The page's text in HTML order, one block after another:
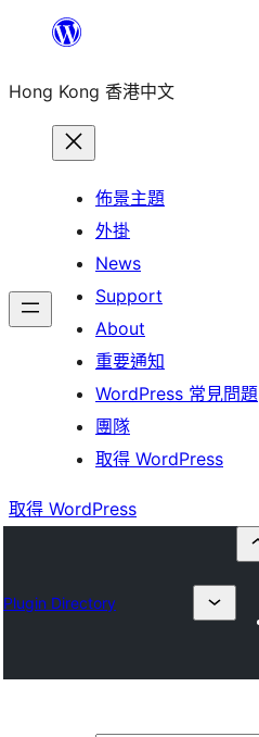
主
Hong Kong 香港中文
佈景主題
外掛
News
Support
About
重要通知
WordPress 常見問題
團隊
取得 WordPress
取得 WordPress
Plugin Directory